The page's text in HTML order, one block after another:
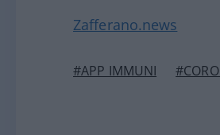
Zafferano.news
#APP IMMUNI